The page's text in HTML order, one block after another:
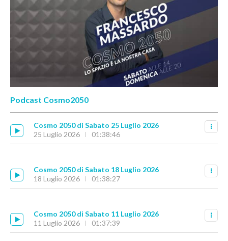
Podcast Cosmo2050
Cosmo 2050 di Sabato 25 Luglio 2026
25 Luglio 2026
01:38:46
Cosmo 2050 di Sabato 18 Luglio 2026
18 Luglio 2026
01:38:27
Cosmo 2050 di Sabato 11 Luglio 2026
11 Luglio 2026
01:37:39